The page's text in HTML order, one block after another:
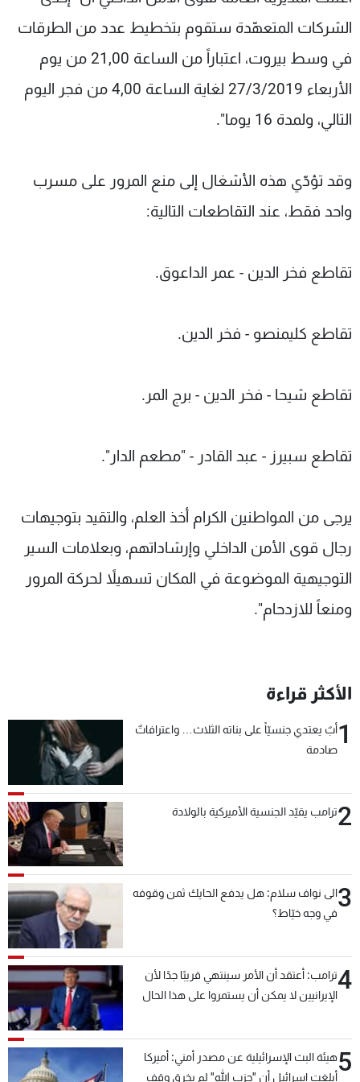
الشركات المتعهّدة ستقوم بتخطيط عدد من الطرقات
في وسط بيروت، اعتباراً من الساعة 21,00 من يوم
الأربعاء 27/3/2019 لغاية الساعة 4,00 من فجر اليوم
التالي، ولمدة 16 يوما".
وقد تؤدّي هذه الأشغال إلى منع المرور على مسرب
واحد فقط، عند التقاطعات التالية:
تقاطع فخر الدين - عمر الداعوق.
تقاطع كليمنصو - فخر الدين.
تقاطع شيحا - فخر الدين - برج المر.
تقاطع سبيرز - عبد القادر - "مطعم الدار".
يرجى من المواطنين الكرام أخذ العلم، والتقيد بتوجيهات
رجال قوى الأمن الداخلي وإرشاداتهم، وبعلامات السير
التوجيهية الموضوعة في المكان تسهيلاً لحركة المرور
ومنعاً للازدحام".
الأكثر قراءة
1أبٌ يعتدي جنسيّاً على بناته الثلاث… واعترافاتٌ
صادمة
2ترامب يقيّد الجنسية الأميركية بالولادة
3الى نواف سلام: هل يدفع الحايك ثمن وقوفه
في وجه خيّاط؟
4ترامب: أعتقد أن الأمر سينتهي قريبًا جدًا لأن
الإيرانيين لا يمكن أن يستمروا على هذا الحال
5هيئة البث الإسرائيلية عن مصدر أمني: أميركا
أبلغت إسرائيل أن "حزب الله" لم يخرق وقف
شاهد البرامج
الترددات
عن MTV
لاعلاناتكم
وظائف